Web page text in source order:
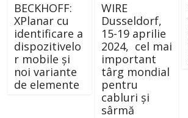
BECKHOFF:
XPlanar cu
identificare a
dispozitivelo
r mobile și
noi variante
de elemente
WIRE
Dusseldorf,
15-19 aprilie
2024, cel mai
important
târg mondial
pentru
cabluri și
sârmă